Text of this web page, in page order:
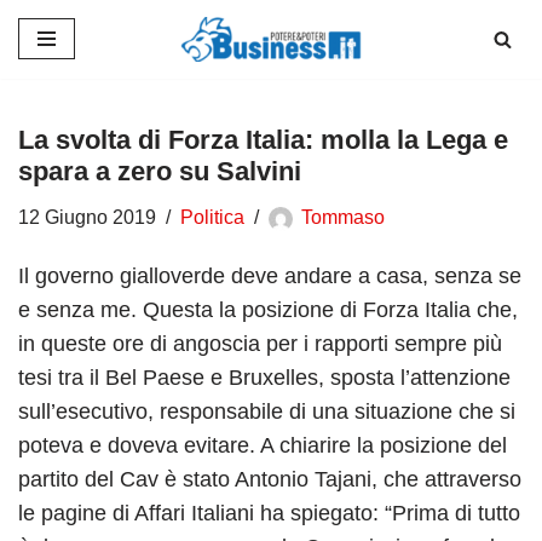
contenuto
La svolta di Forza Italia: molla la Lega e
spara a zero su Salvini
12 Giugno 2019 Politica Tommaso
Il governo gialloverde deve andare a casa, senza se
e senza me. Questa la posizione di Forza Italia che,
in queste ore di angoscia per i rapporti sempre più
tesi tra il Bel Paese e Bruxelles, sposta l’attenzione
sull’esecutivo, responsabile di una situazione che si
poteva e doveva evitare. A chiarire la posizione del
partito del Cav è stato Antonio Tajani, che attraverso
le pagine di Affari Italiani ha spiegato: “Prima di tutto